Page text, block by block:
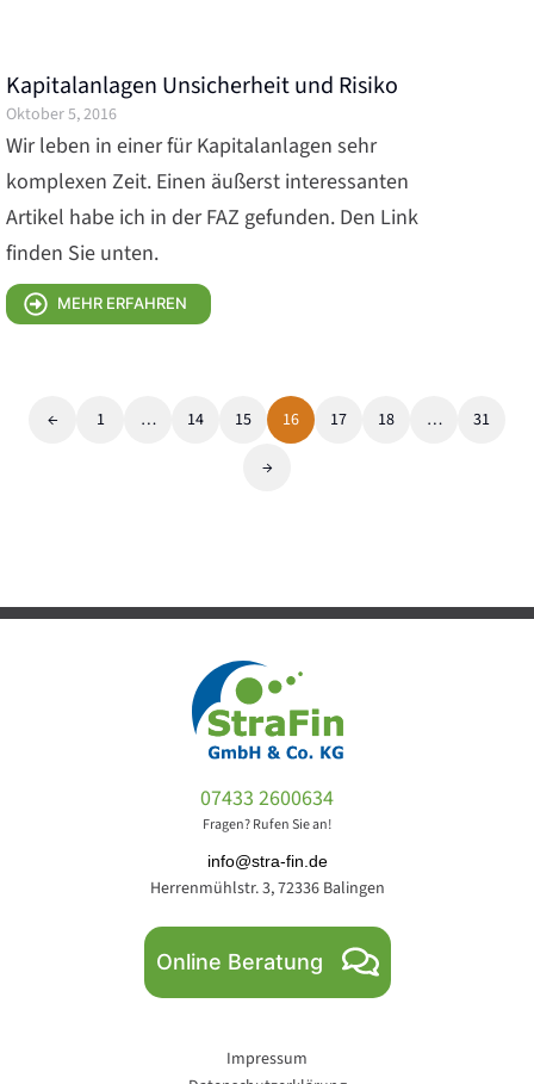
Kapitalanlagen Unsicherheit und Risiko
Oktober 5, 2016
Wir leben in einer für Kapitalanlagen sehr
komplexen Zeit. Einen äußerst interessanten
Artikel habe ich in der FAZ gefunden. Den Link
finden Sie unten.
MEHR ERFAHREN
← 1 … 14 15 16 17 18 …
31
→
07433 2600634
Fragen? Rufen Sie an!
info@stra-fin.de
Herrenmühlstr. 3, 72336 Balingen
Online Beratung
Impressum